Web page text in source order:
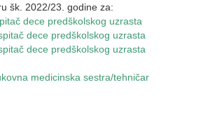
šk. 2022/23. godine za:
dece predškolskog uzrasta
dece predškolskog uzrasta
dece predškolskog uzrasta
medicinska sestra/tehničar